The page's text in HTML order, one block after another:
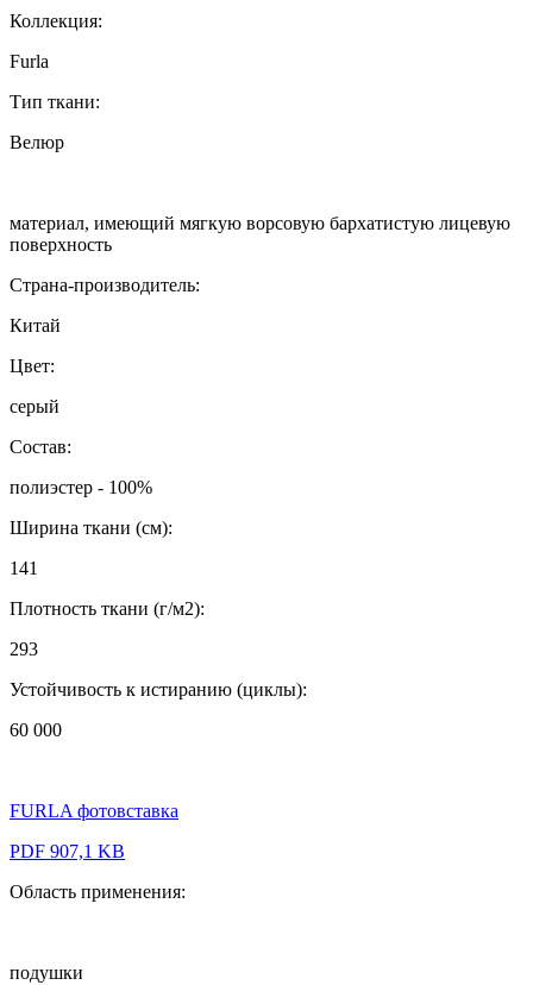
Коллекция:
Furla
Тип ткани:
Велюр
материал, имеющий мягкую ворсовую бархатистую лицевую
поверхность
Страна-производитель:
Китай
Цвет:
серый
Состав:
полиэстер - 100%
Ширина ткани (см):
141
Плотность ткани (г/м2):
293
Устойчивость к истиранию (циклы):
60 000
FURLA фотовставка
PDF 907,1 KB
Область применения:
подушки